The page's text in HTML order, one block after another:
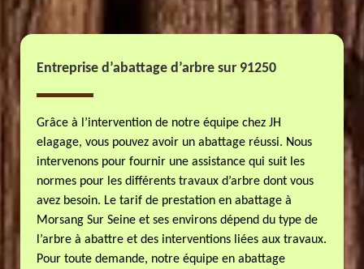
Entreprise d’abattage d’arbre sur 91250
Grâce à l’intervention de notre équipe chez JH
elagage, vous pouvez avoir un abattage réussi. Nous
intervenons pour fournir une assistance qui suit les
normes pour les différents travaux d’arbre dont vous
avez besoin. Le tarif de prestation en abattage à
Morsang Sur Seine et ses environs dépend du type de
l’arbre à abattre et des interventions liées aux travaux.
Pour toute demande, notre équipe en abattage